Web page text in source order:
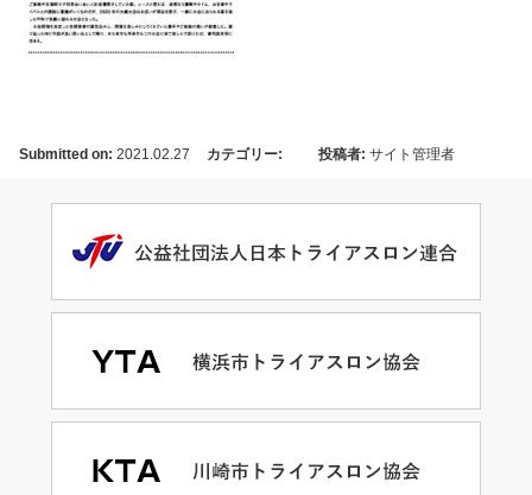
Submitted on: 2021.02.27 カテゴリー: 投稿者: サイト管理者